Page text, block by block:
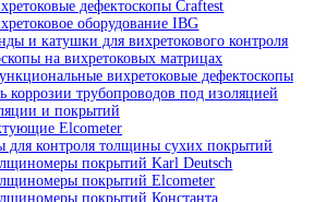
Твердомеры PROCEQ
Твердомеры МЕТ
Твердомеры Интротест
Твердомеры Машпроект
по Бриннелю
по Виккерсу
по Роквеллу
твердомеры
твердомеры
оборудование для